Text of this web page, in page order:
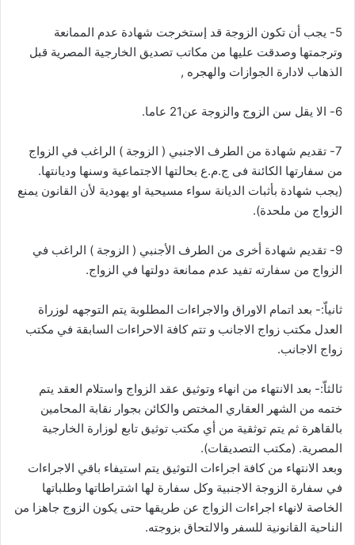
5- يجب أن تكون الزوجة قد إستخرجت شهادة عدم الممانعة
وترجمتها وصدقت عليها من مكاتب تصديق الخارجية المصرية قبل
الذهاب لادارة الجوازات والهجره ,
6- الا يقل سن الزوج والزوجة عن21 عاما.
7- تقديم شهادة من الطرف الاجنبي ( الزوجة ) الراغب في الزواج
من سفارتها الكائنة فى ج.م.ع بحالتها الاجتماعية وسنها وديانتها.
(يجب شهادة بأثبات الديانة سواء مسيحية او يهودية لأن القانون يمنع
الزواج من ملحدة).
9- تقديم شهادة أخرى من الطرف الأجنبي ( الزوجة ) الراغب في
الزواج من سفارته تفيد عدم ممانعة دولتها في الزواج.
ثانياّ:- بعد اتمام الاوراق والاجراءات المطلوبة يتم التوجهه لوزراة
العدل مكتب زواج الاجانب و تتم كافة الاحراءات السابقة في مكتب
زواج الاجانب.
ثالثاّ:- بعد الانتهاء من انهاء وتوثيق عقد الزواج واستلام العقد يتم
ختمه من الشهر العقاري المختص والكائن بجوار نقابة المحامين
بالقاهرة ثم يتم توثقية من أي مكتب توثيق تابع لوزارة الخارجية
المصرية. (مكتب التصديقات).
وبعد الانتهاء من كافة اجراءات التوثيق يتم استيفاء باقي الاجراءات
في سفارة الزوجة الاجنبية وكل سفارة لها اشتراطاتها وطلباتها
الخاصة لانهاء اجراءات الزواج عن طريقها حتى يكون الزوج جاهزا من
الناحية القانونية للسفر والالتحاق بزوجته.